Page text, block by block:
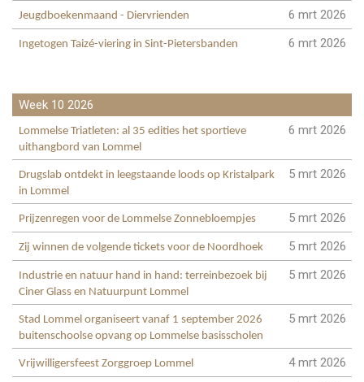
Jeugdboekenmaand - Diervrienden 6 mrt 2026
Ingetogen Taizé-viering in Sint-Pietersbanden 6 mrt 2026
Week 10 2026
Lommelse Triatleten: al 35 edities het sportieve
uithangbord van Lommel
6 mrt 2026
Drugslab ontdekt in leegstaande loods op Kristalpark
in Lommel
5 mrt 2026
Prijzenregen voor de Lommelse Zonnebloempjes 5 mrt 2026
Zij winnen de volgende tickets voor de Noordhoek 5 mrt 2026
Industrie en natuur hand in hand: terreinbezoek bij
Ciner Glass en Natuurpunt Lommel
5 mrt 2026
Stad Lommel organiseert vanaf 1 september 2026
buitenschoolse opvang op Lommelse basisscholen
5 mrt 2026
Vrijwilligersfeest Zorggroep Lommel 4 mrt 2026